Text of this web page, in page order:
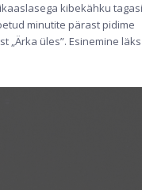
kibekähku tagasi
minutite pärast pidime
üles”. Esinemine läks